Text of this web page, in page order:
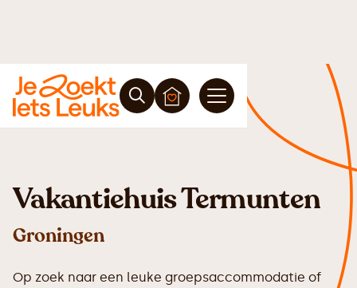
Vakantiehuis Termunten
Groningen
Op zoek naar een leuke groepsaccommodatie of